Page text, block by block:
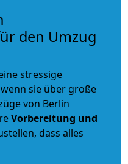
den Umzug
stressige
sie über große
von Berlin
Vorbereitung und
dass alles